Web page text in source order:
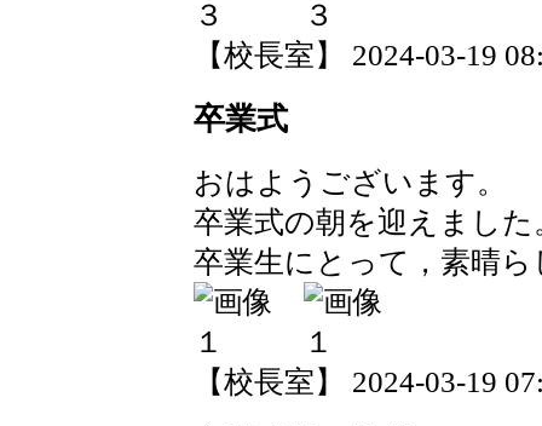
【校長室】 2024-03-19
卒業式
おはようございます。
卒業式の朝を迎えました
卒業生にとって，素晴
【校長室】 2024-03-19